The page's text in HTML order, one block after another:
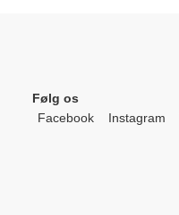
Følg os
Facebook
Instagram